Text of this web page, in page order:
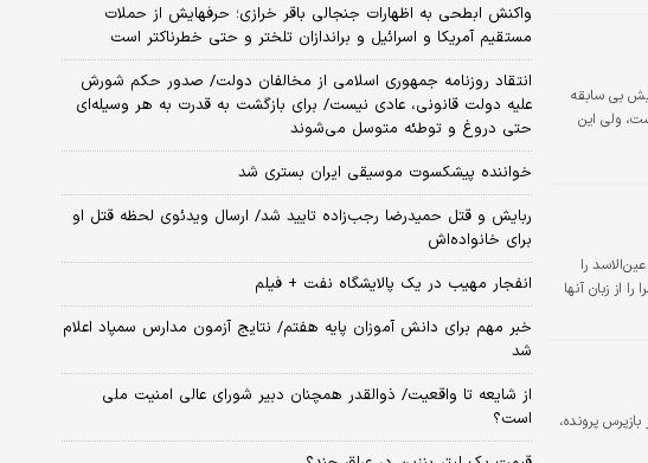
بی سابقه
ولی این
را
از زبان آنها
اسکرین شات چت‌ خود با محمدعلی نجفی در روز انتشار خبر خودکشی او در آذرماه ۹۷، از بازپرس پرونده،
واکنش ابطحی به اظهارات جنجالی باقر خرازی؛ حرفهایش از حملات
مستقیم آمریکا و اسرائیل و براندازان تلختر و حتی خطرناکتر است
انتقاد روزنامه جمهوری اسلامی از مخالفان دولت/ صدور حکم شورش
علیه دولت قانونی، عادی نیست/ برای بازگشت به قدرت به هر وسیله‌ای
حتی دروغ و توطئه متوسل می‌شوند
خواننده پیشکسوت موسیقی ایران بستری شد
ربایش و قتل حمیدرضا رجب‌زاده تایید شد/ ارسال ویدئوی لحظه قتل او
برای خانواده‌اش
انفجار مهیب در یک پالایشگاه نفت + فیلم
خبر مهم برای دانش آموزان پایه هفتم/ نتایج آزمون مدارس سمپاد اعلام
شد
از شایعه تا واقعیت/ ذوالقدر همچنان دبیر شورای ‌عالی امنیت ملی
است؟